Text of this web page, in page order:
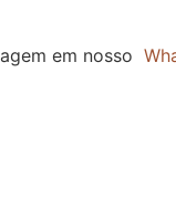
em nosso